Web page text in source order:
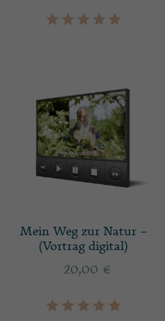
Mein Weg zur Natur –
(Vortrag digital)
20,00 €